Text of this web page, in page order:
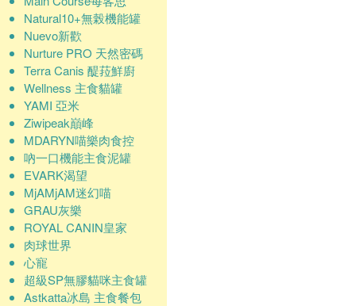
Natural10+無榖機能罐
Nuevo新歡
Nurture PRO 天然密碼
Terra Canis 醍菈鮮廚
Wellness 主食貓罐
YAMI 亞米
Ziwipeak巔峰
MDARYN喵樂肉食控
吶一口機能主食泥罐
EVARK渴望
MjAMjAM迷幻喵
GRAU灰樂
ROYAL CANIN皇家
肉球世界
心寵
超級SP無膠貓咪主食罐
Astkatta冰島 主食餐包